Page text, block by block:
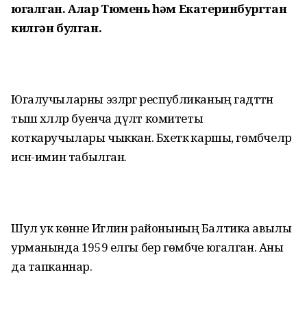
югалган. Алар Тюмень һәм Екатеринбургтан
килгән булган.
Югалучыларны эзләргә республиканың гадәттән
тыш хәлләр буенча дәүләт комитеты
коткаручылары чыккан. Бәхеткә каршы, гөмбәчеләр
исән-имин табылган.
Шул ук көнне Иглин районының Балтика авылы
урманында 1959 елгы бер гөмбәче югалган. Аны
да тапканнар.